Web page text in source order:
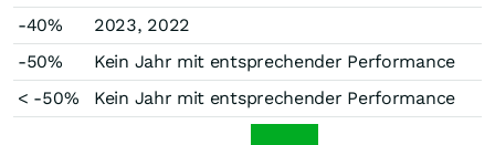
-40%
2023, 2022
-50%
Kein Jahr mit entsprechender Performance
< -50%
Kein Jahr mit entsprechender Performance